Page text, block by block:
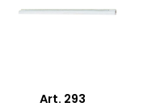
Art. 293